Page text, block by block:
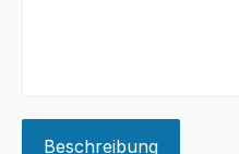
Beschreibung